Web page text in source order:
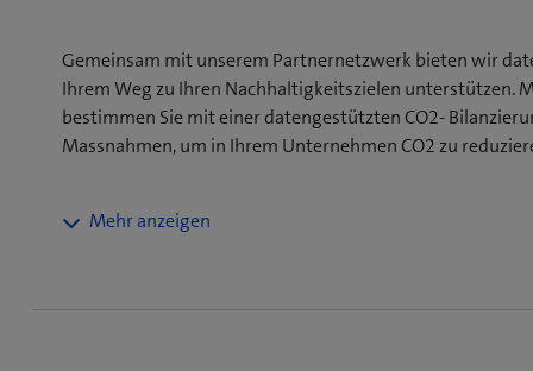
Gemeinsam mit unserem Partnernetzwerk bieten wir
Ihrem Weg zu Ihren Nachhaltigkeitszielen unterstützen.
bestimmen Sie mit einer datengestützten CO2-
Massnahmen, um in Ihrem Unternehmen CO2 zu